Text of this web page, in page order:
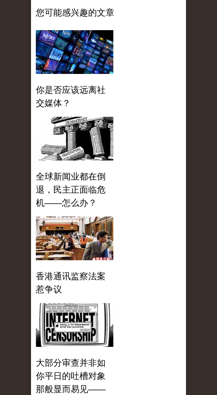
您可能感兴趣的文章
你是否应该远离社
交媒体？
全球新闻业都在倒
退，民主正面临危
机——怎么办？
香港通讯监察法案
惹争议
大部分审查并非如
你平日的吐槽对象
那般显而易见——